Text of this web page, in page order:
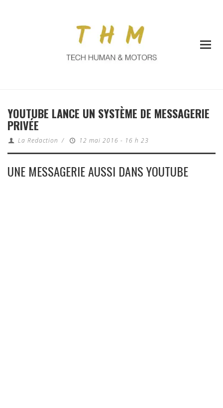
YOUTUBE LANCE UN SYSTÈME DE MESSAGERIE
PRIVÉE
La Redaction / 12 mai 2016 - 16 h 23
UNE MESSAGERIE AUSSI DANS YOUTUBE